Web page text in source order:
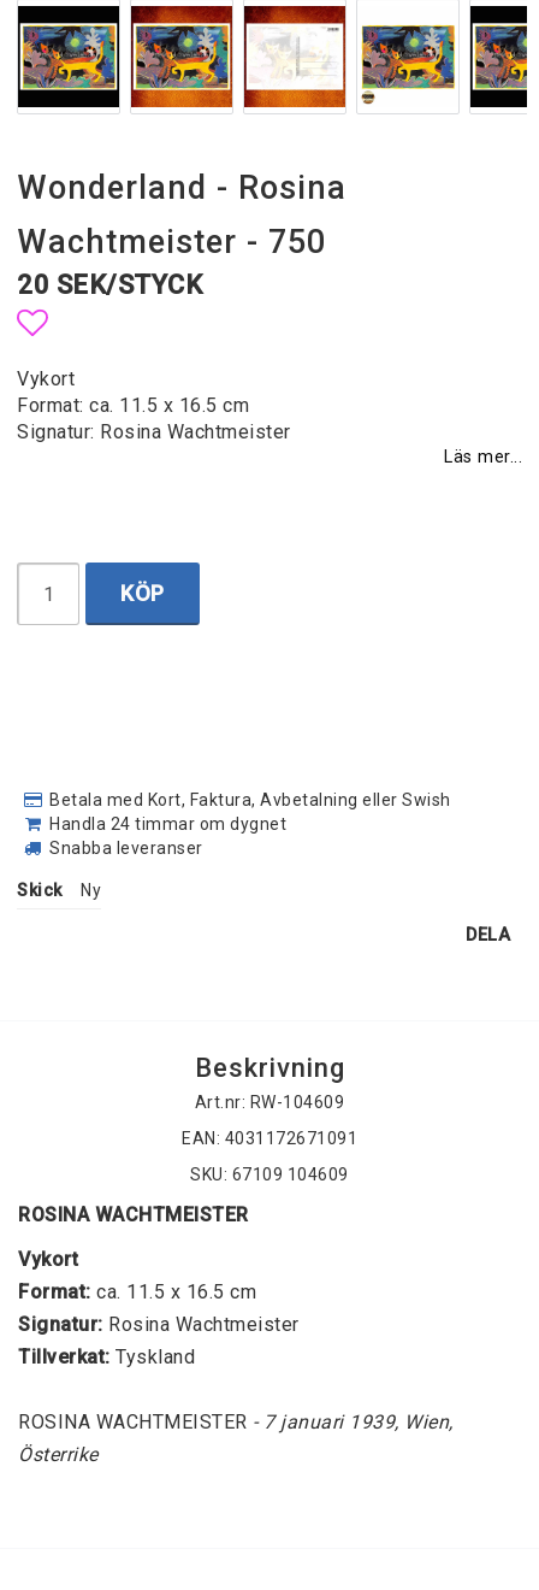
Wonderland - Rosina
Wachtmeister - 750
20 SEK/STYCK
Lägg till i favoritlistan
Vykort
Format: ca. 11.5 x 16.5 cm
Signatur: Rosina Wachtmeister
Läs mer...
KÖP
Betala med Kort, Faktura, Avbetalning eller Swish
Handla 24 timmar om dygnet
Snabba leveranser
Skick Ny
DELA
Beskrivning
Art.nr: RW-104609
EAN: 4031172671091
SKU: 67109 104609
ROSINA WACHTMEISTER
Vykort
Format: ca. 11.5 x 16.5 cm
Signatur: Rosina Wachtmeister
Tillverkat: Tyskland
ROSINA WACHTMEISTER - 7 januari 1939, Wien,
Österrike